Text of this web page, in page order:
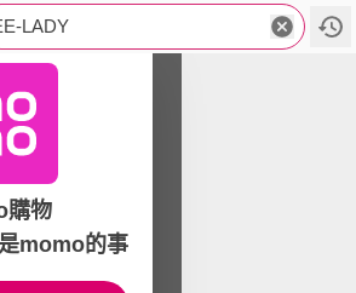
LADY
購物
momo的事